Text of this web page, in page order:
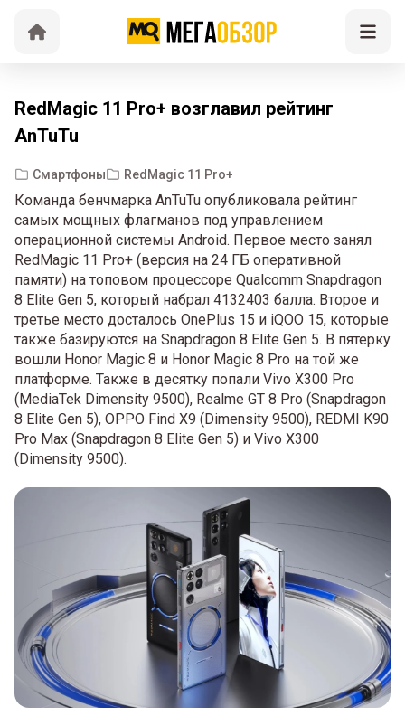
RedMagic 11 Pro+ возглавил рейтинг
AnTuTu
Смартфоны RedMagic 11 Pro+
Команда бенчмарка AnTuTu опубликовала рейтинг
самых мощных флагманов под управлением
операционной системы Android. Первое место занял
RedMagic 11 Pro+ (версия на 24 ГБ оперативной
памяти) на топовом процессоре Qualcomm Snapdragon
8 Elite Gen 5, который набрал 4132403 балла. Второе и
третье место досталось OnePlus 15 и iQOO 15, которые
также базируются на Snapdragon 8 Elite Gen 5. В пятерку
вошли Honor Magic 8 и Honor Magic 8 Pro на той же
платформе. Также в десятку попали Vivo X300 Pro
(MediaTek Dimensity 9500), Realme GT 8 Pro (Snapdragon
8 Elite Gen 5), OPPO Find X9 (Dimensity 9500), REDMI K90
Pro Max (Snapdragon 8 Elite Gen 5) и Vivo X300
(Dimensity 9500).